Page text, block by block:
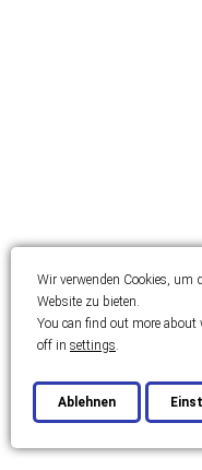
Wir verwenden Cookies, um
Website zu bieten.
You can find out more about
off in settings.
Ablehnen